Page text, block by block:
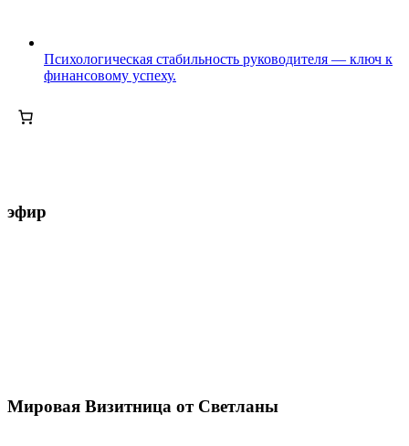
Психологическая стабильность руководителя — ключ к
финансовому успеху.
эфир
Мировая Визитница от Светланы